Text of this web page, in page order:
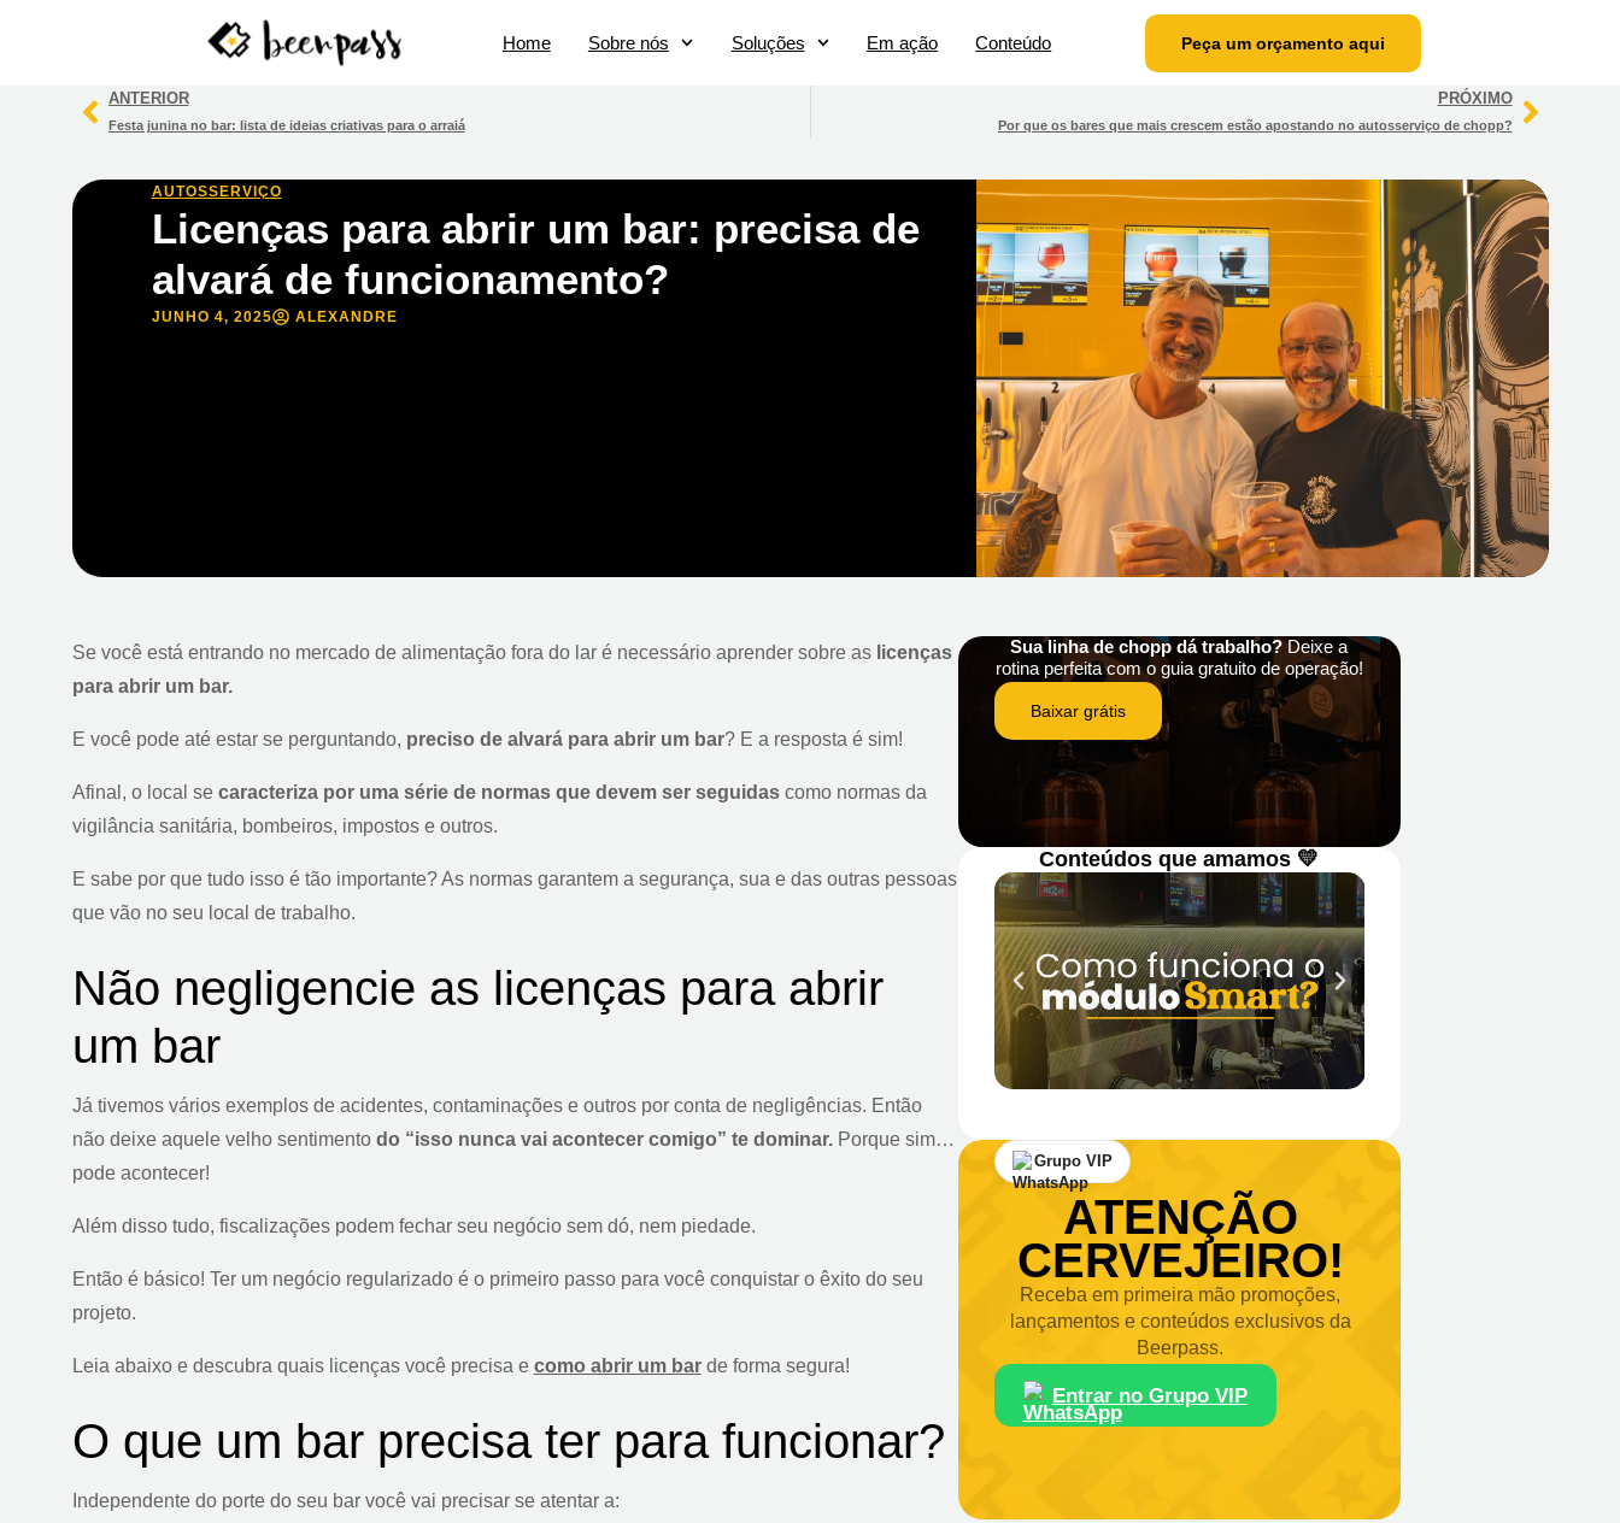
Home Sobre nós Soluções Em ação Conteúdo Peça um orçamento aqui
Peça um
orçamento
ANTERIOR
Festa junina no bar: lista de ideias criativas para o arraiá
PRÓXIMO
Por que os bares que mais crescem estão apostando no autosserviço de chopp?
AUTOSSERVIÇO
Licenças para abrir um bar: precisa de
alvará de funcionamento?
JUNHO 4, 2025 ALEXANDRE
Se você está entrando no mercado de alimentação fora do lar é necessário aprender sobre as licenças
para abrir um bar.
E você pode até estar se perguntando, preciso de alvará para abrir um bar? E a resposta é sim!
Afinal, o local se caracteriza por uma série de normas que devem ser seguidascomo normas da
vigilância sanitária, bombeiros, impostos e outros.
E sabe por que tudo isso é tão importante? As normas garantem a segurança, sua e das outras pessoas
que vão no seu local de trabalho.
Não negligencie as licenças para abrir
um bar
Já tivemos vários exemplos de acidentes, contaminações e outros por conta de negligências. Então
não deixe aquele velho sentimento do “isso nunca vai acontecer comigo” te dominar.Porque sim…
pode acontecer!
Além disso tudo, fiscalizações podem fechar seu negócio sem dó, nem piedade.
Então é básico! Ter um negócio regularizado é o primeiro passo para você conquistar o êxito do seu
projeto.
Leia abaixo e descubra quais licenças você precisa e como abrir um barde forma segura!
O que um bar precisa ter para funcionar?
Independente do porte do seu bar você vai precisar se atentar a:
Sua linha de chopp dá trabalho?Deixe a
rotina perfeita com o guia gratuito de operação!
Baixar grátis
Conteúdos que amamos 💛
Grupo VIP
ATENÇÃO
CERVEJEIRO!
Receba em primeira mão promoções,
lançamentos e conteúdos exclusivos da
Beerpass.
Entrar no Grupo VIP